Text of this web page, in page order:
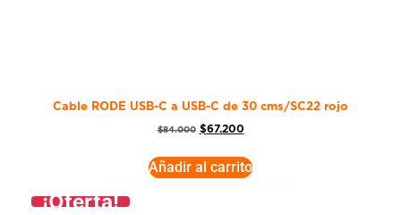
Cable RODE USB-C a USB-C de 30 cms/SC22 rojo
$84.000 $67.200
Añadir al carrito
¡Oferta!